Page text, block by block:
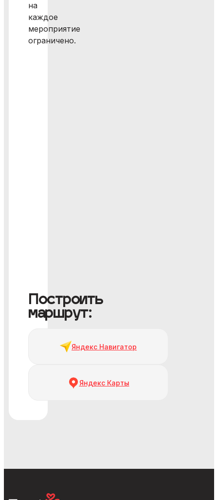
на
каждое
мероприятие
ограничено.
Построить
маршрут:
Яндекс Навигатор
Яндекс Карты